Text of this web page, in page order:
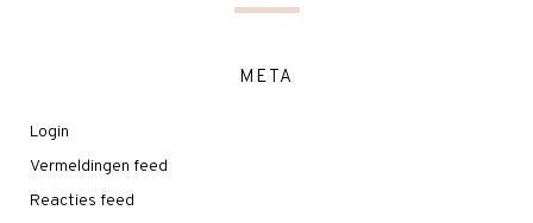
META
Login
Vermeldingen feed
Reacties feed